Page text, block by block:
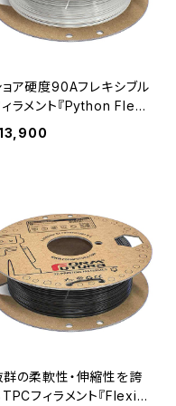
ョア硬度90Aフレキシブル
ィラメント『Python Flex
90A』
群の柔軟性・伸縮性を誇
フィラメント『FlexiFi